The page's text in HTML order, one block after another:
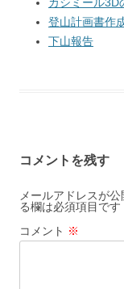
登山計画書作
下山報告
コメントを残す
メールアドレスが
る欄は必須項目です
コメント ※